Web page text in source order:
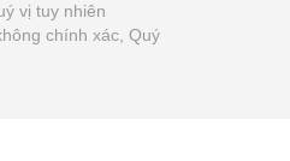
vị tuy nhiên
chính xác, Quý